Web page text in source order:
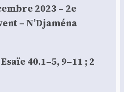
2023 – 2e
– N’D­ja­mé­na
40.1–5, 9–11 ; 2